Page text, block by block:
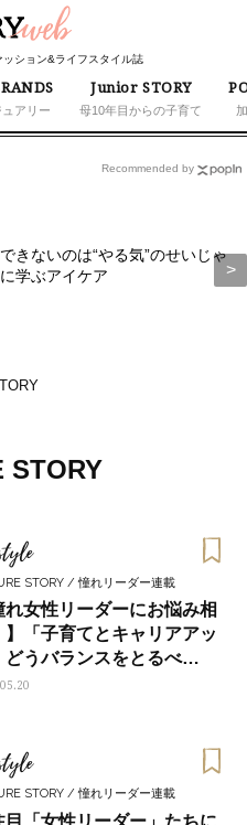
ッション&ライフスタイル誌
アリー
Junior STORY
母10年目からの子育て
きないのは“やる気”のせいじゃ
学ぶアイケア
Recommended by
STORY
STORY / 憧れリーダー連載
れ女性リーダーにお悩み相
】「子育てとキャリアアッ
どうバランスをとるべ
」
STORY / 憧れリーダー連載
目「女性リーダー」たちに